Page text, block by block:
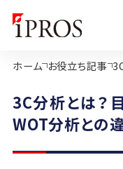
ホーム お役立ち記事
3C分析とは？
WOT分析との